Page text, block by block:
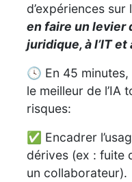
d’expériences sur
en faire un levier
juridique, à l’IT et
🕓 En 45
le meilleur de l’IA
risques:
✅ Encadrer
dérives (ex : fuite
un collaborateur).